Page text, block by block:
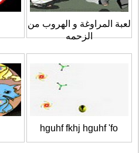
لعبة المراوغة و الهروب من
الزحمه
hguhf fkhj hguhf 'fo